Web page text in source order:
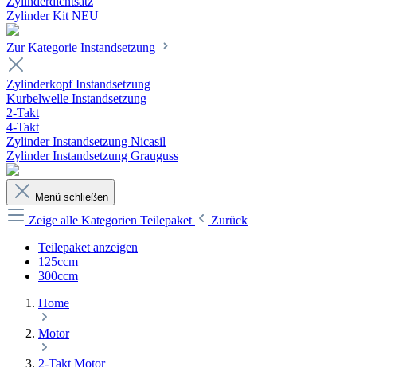
Zylinder Kit NEU
Zur Kategorie Instandsetzung
Zylinderkopf Instandsetzung
Kurbelwelle Instandsetzung
2-Takt
4-Takt
Zylinder Instandsetzung Nicasil
Zylinder Instandsetzung Grauguss
Menü schließen
Zeige alle Kategorien Teilepaket
Zurück
Teilepaket anzeigen
125ccm
300ccm
Home
Motor
2-Takt Motor